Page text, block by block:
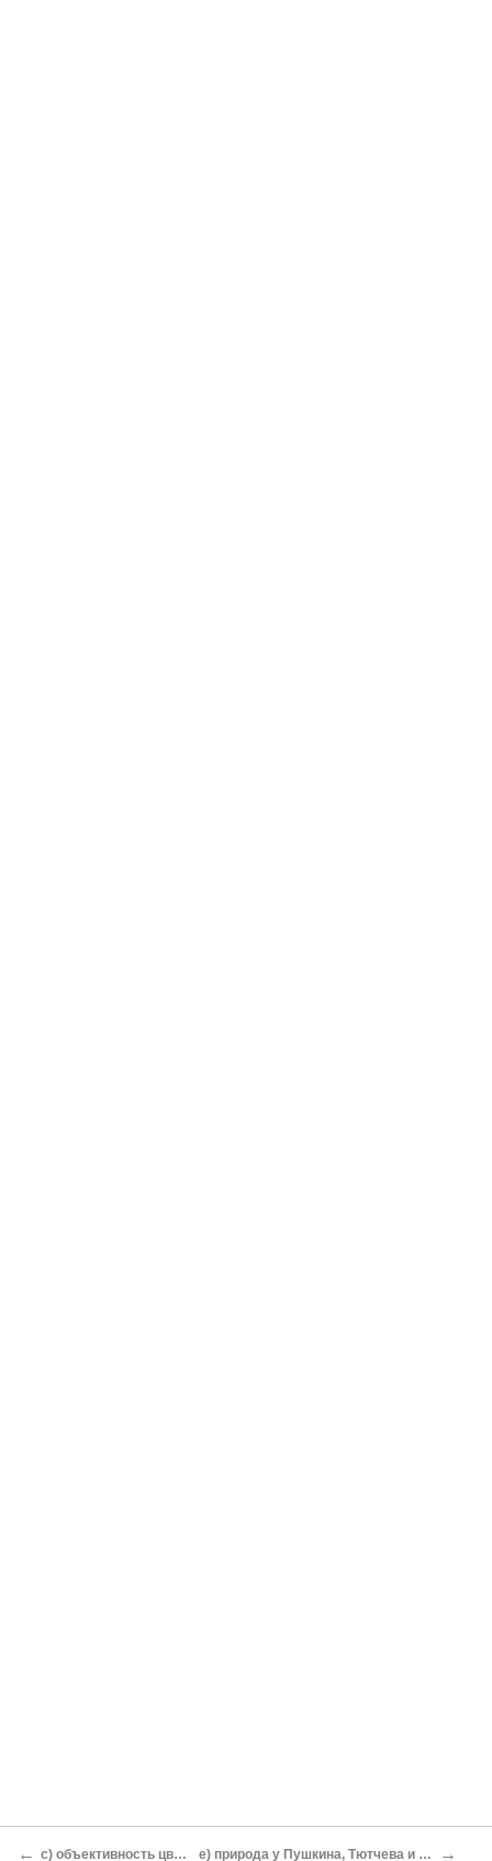
← c) объективность цветной мифологии; e) природа у Пушкина, Тютчева и Баратынского, по А.Белому →